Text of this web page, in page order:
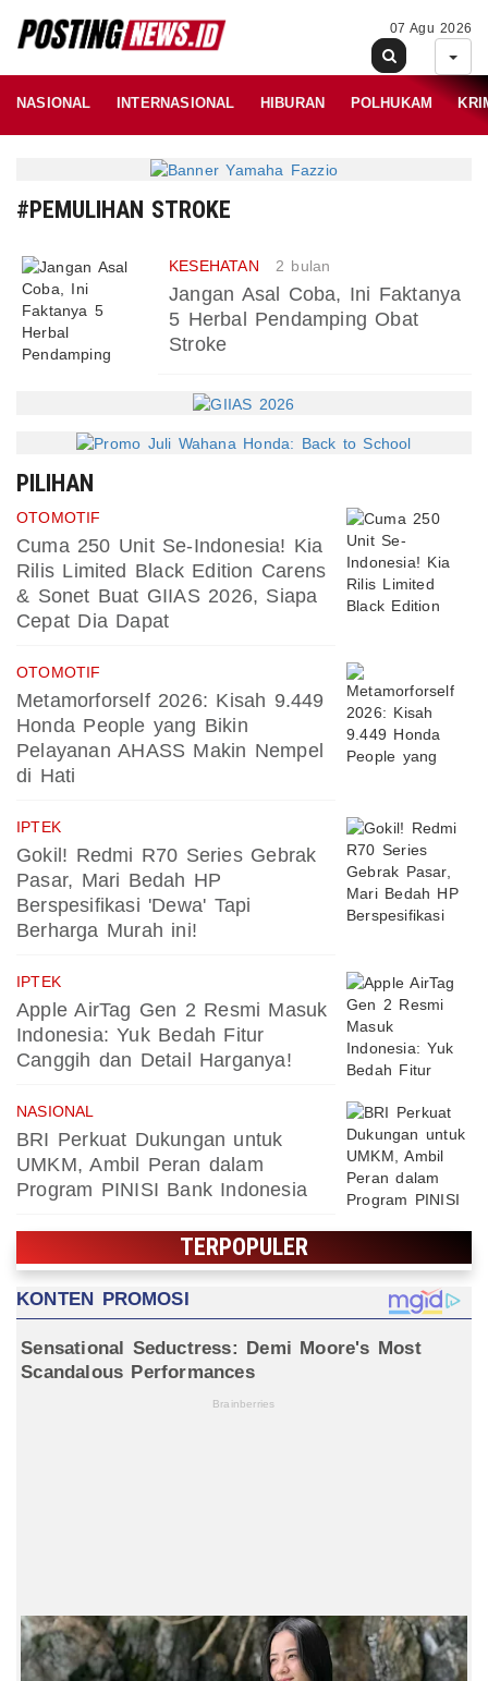
07 Agu 2026
NASIONAL INTERNASIONAL HIBURAN POLHUKAM
#PEMULIHAN STROKE
KESEHATAN 2 bulan
Jangan Asal Coba, Ini Faktanya
5 Herbal Pendamping Obat
Stroke
PILIHAN
OTOMOTIF
Cuma 250 Unit Se-Indonesia! Kia
Rilis Limited Black Edition Carens
& Sonet Buat GIIAS 2026, Siapa
Cepat Dia Dapat
OTOMOTIF
Metamorforself 2026: Kisah 9.449
Honda People yang Bikin
Pelayanan AHASS Makin Nempel
di Hati
IPTEK
Gokil! Redmi R70 Series Gebrak
Pasar, Mari Bedah HP
Berspesifikasi 'Dewa' Tapi
Berharga Murah ini!
IPTEK
Apple AirTag Gen 2 Resmi Masuk
Indonesia: Yuk Bedah Fitur
Canggih dan Detail Harganya!
NASIONAL
BRI Perkuat Dukungan untuk
UMKM, Ambil Peran dalam
Program PINISI Bank Indonesia
TERPOPULER